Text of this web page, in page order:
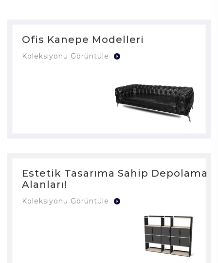
Ofis Kanepe Modelleri
Koleksiyonu Görüntüle
Estetik Tasarıma Sahip Depolama
Alanları!
Koleksiyonu Görüntüle